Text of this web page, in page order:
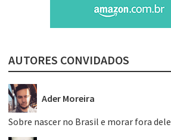
AUTORES CONVIDADOS
Ader Moreira
Sobre nascer no Brasil e morar fora dele